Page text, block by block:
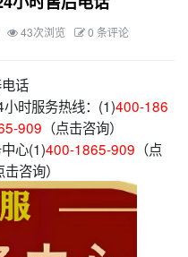
43次浏览 0 条评论
话
时服务热线：(1)400-186
909 （点击咨询）
心(1)400-1865-909 （点
击咨询）